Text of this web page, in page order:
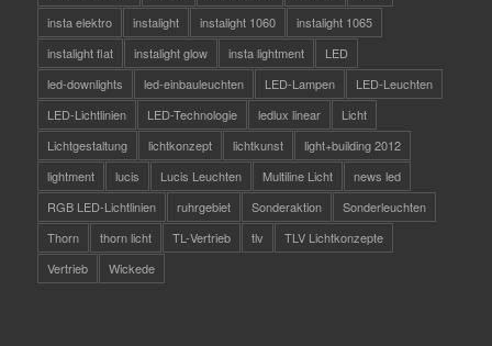
insta elektro
instalight instalight 1060
instalight 1065
instalight flat
instalight glow insta lightment
LED
led-downlights
led-einbauleuchten LED-Lampen
LED-Leuchten
LED-Lichtlinien
LED-Technologie ledlux linear
Licht
Lichtgestaltung
lichtkonzept lichtkunst
light+building 2012
lightment
lucis Lucis Leuchten Multiline Licht
news led
RGB LED-Lichtlinien
ruhrgebiet Sonderaktion
Sonderleuchten
Thorn
thorn licht TL-Vertrieb tlv
TLV Lichtkonzepte
Vertrieb
Wickede